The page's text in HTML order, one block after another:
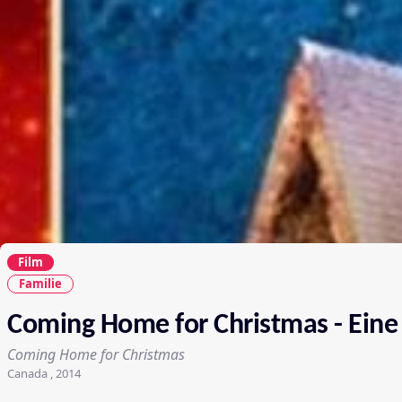
Film
Familie
Coming Home for Christmas -
Coming Home for Christmas
Canada , 2014